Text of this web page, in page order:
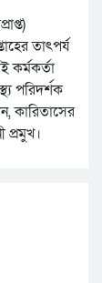
তাৎপর্য
কর্মকর্তা
পরিদর্শক
কারিতাসের
প্রমুখ।